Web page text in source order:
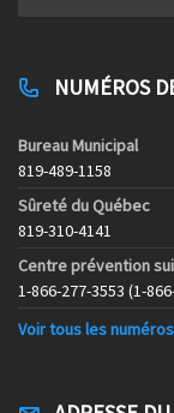
NUMÉROS
Bureau Municipal
819-489-1158
Sûreté du Québec
819-310-4141
Centre prévention
1-866-277-3553 (1-
Voir tous les